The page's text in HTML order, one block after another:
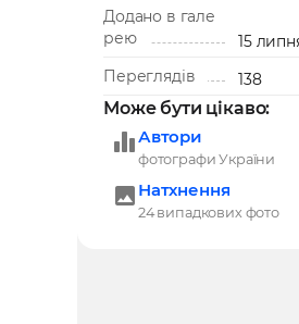
Додано в гале
рею
15
Переглядів
138
Може бути цікаво:
Автори
фотографи України
Натхнення
24 випадкових фото